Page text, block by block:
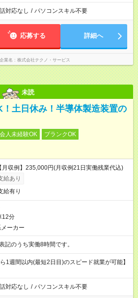
対応なし / パソコンスキル不要
応募する 詳細へ
業名 株式会社テクノ・サービス
未読
土日休み！半導体製造装置の
人未経験OK
ブランクOK
収例】235,000円(月収例21日実働残業代込)
給あり
給有り
12分
ーカー
～17:30 ※表記のうち実働8時間です。
1週間以内(最短2日目)のスピード就業が可能】
対応なし / パソコンスキル不要